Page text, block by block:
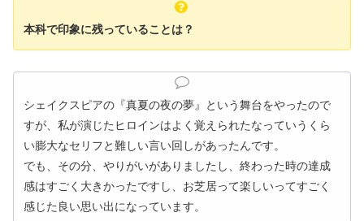
本科で印象に残っていることは？
シェイクスピアの『真夏の夜の夢』という舞台をやったので
すが、私が演じたヒロインはよく覚えられたなっていうくら
い膨大なセリフと難しい言い回しがあったんです。
でも、その分、やりがいがありましたし、終わった時の達成
感はすごく大きかったですし、お芝居って楽しいってすごく
感じた良い思い出になっています。